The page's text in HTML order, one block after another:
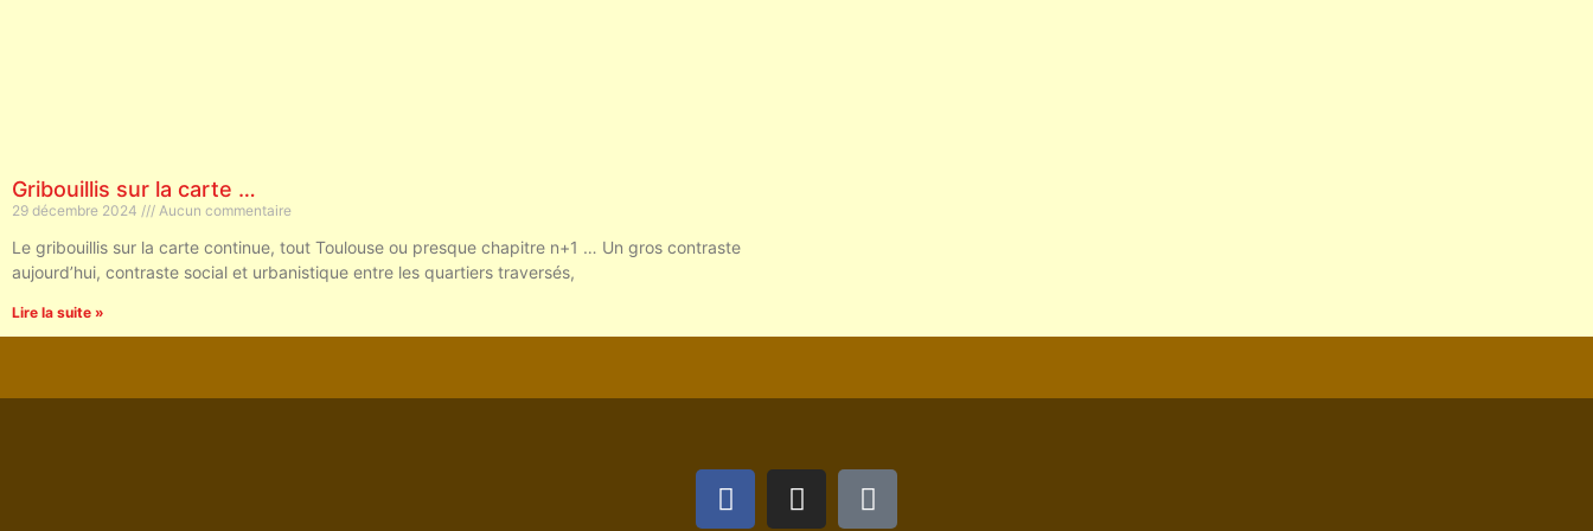
Gribouillis sur la carte …
29 décembre 2024 Aucun commentaire
Le gribouillis sur la carte continue, tout Toulouse ou presque chapitre n+1 … Un gros contraste
aujourd’hui, contraste social et urbanistique entre les quartiers traversés,
Lire la suite »